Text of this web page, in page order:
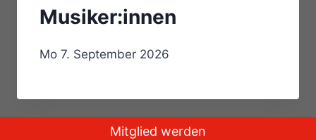
Musiker:innen
Mo 7. September 2026
Mitglied werden